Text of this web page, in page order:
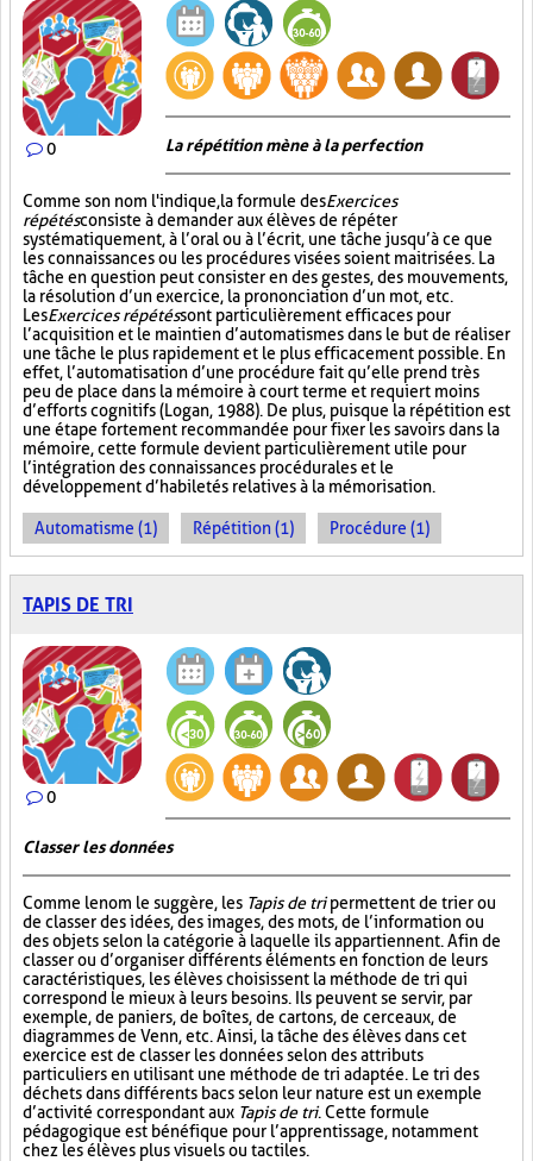
0 La répétition mène à la perfection
Comme son nom l'indique, la formule desExercices
répétésconsiste à demander aux élèves de répéter
systématiquement, à l’oral ou à l’écrit, une tâche jusqu’à ce que
les connaissances ou les procédures visées soient maitrisées. La
tâche en question peut consister en des gestes, des mouvements,
la résolution d’un exercice, la prononciation d’un mot, etc.
LesExercices répétéssont particulièrement efficaces pour
l’acquisition et le maintien d’automatismes dans le but de réaliser
une tâche le plus rapidement et le plus efficacement possible. En
effet, l’automatisation d’une procédure fait qu’elle prend très
peu de place dans la mémoire à court terme et requiert moins
d’efforts cognitifs (Logan, 1988). De plus, puisque la répétition est
une étape fortement recommandée pour fixer les savoirs dans la
mémoire, cette formule devient particulièrement utile pour
l’intégration des connaissances procédurales et le
développement d’habiletés relatives à la mémorisation.
Automatisme (1) Répétition (1) Procédure (1)
TAPIS DE TRI
0
Classer les données
Comme le nom le suggère, les Tapis de tripermettent de trier ou
de classer des idées, des images, des mots, de l’information ou
des objets selon la catégorie à laquelle ils appartiennent. Afin de
classer ou d’organiser différents éléments en fonction de leurs
caractéristiques, les élèves choisissent la méthode de tri qui
correspond le mieux à leurs besoins. Ils peuvent se servir, par
exemple, de paniers, de boîtes, de cartons, de cerceaux, de
diagrammes de Venn, etc. Ainsi, la tâche des élèves dans cet
exercice est de classer les données selon des attributs
particuliers en utilisant une méthode de tri adaptée. Le tri des
déchets dans différents bacs selon leur nature est un exemple
d’activité correspondant aux Tapis de tri. Cette formule
pédagogique est bénéfique pour l’apprentissage, notamment
chez les élèves plus visuels ou tactiles.